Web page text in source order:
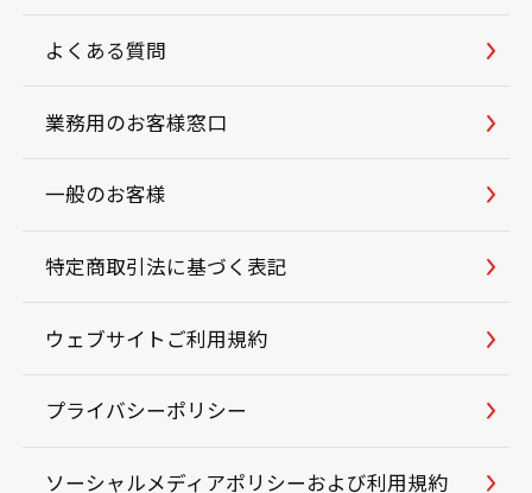
よくある質問
業務用のお客様窓口
一般のお客様
特定商取引法に基づく表記
ウェブサイトご利用規約
プライバシーポリシー
ソーシャルメディアポリシーおよび利用規約